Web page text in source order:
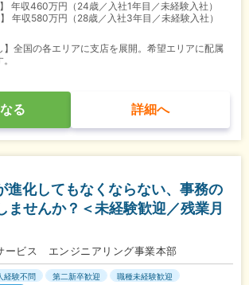
年収460万円（24歳／入社1年目／未経験入社）
年収580万円（28歳／入社3年目／未経験入社）
】全国の各エリアに支店を展開。希望エリアに配属
る 詳細へ
進化してもなくならない、事務の
ませんか？＜未経験歓迎／残業月
ービス エンジニアリング事業本部
経験不問 第二新卒歓迎
職種未経験歓迎